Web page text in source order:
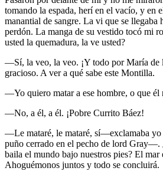
tomando la espada, herí en el vacío, y en
manantial de sangre. La vi que se llegaba
perdón. La manga de su vestido tocó mi
usted la quemadura, la ve usted?
—Sí, la veo, la veo. ¡Y todo por María de
gracioso. A ver a qué sabe este Montilla.
—Yo quiero matar a ese hombre, o que él
—No, a él, a él. ¡Pobre Currito Báez!
—Le mataré, le mataré, sí—exclamaba yo
puño cerrado en el pecho de lord Gray—.
baila el mundo bajo nuestros pies? El mar
Ahoguémonos juntos y todo se concluirá.